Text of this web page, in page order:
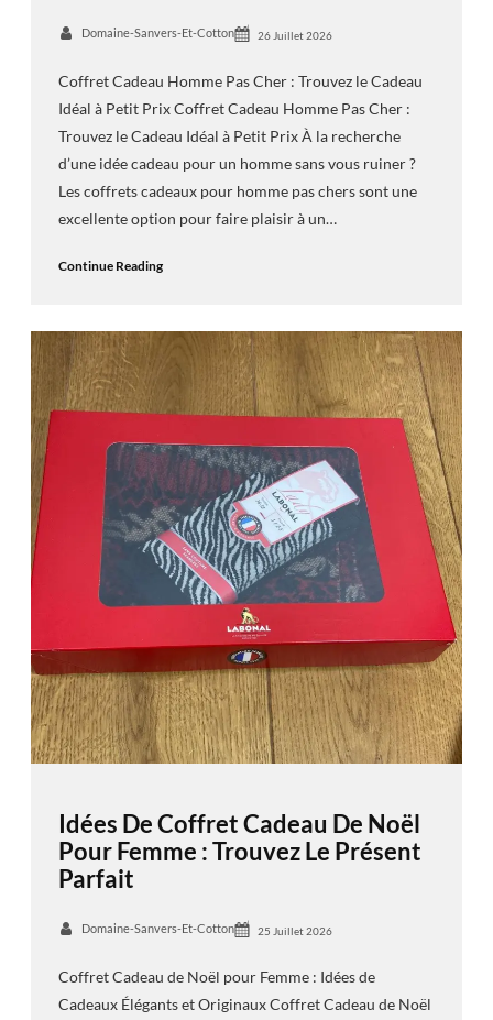
Domaine-Sanvers-Et-Cotton 26 Juillet 2026
Coffret Cadeau Homme Pas Cher : Trouvez le Cadeau
Idéal à Petit Prix Coffret Cadeau Homme Pas Cher :
Trouvez le Cadeau Idéal à Petit Prix À la recherche
d’une idée cadeau pour un homme sans vous ruiner ?
Les coffrets cadeaux pour homme pas chers sont une
excellente option pour faire plaisir à un…
Continue Reading
Idées De Coffret Cadeau De Noël
Pour Femme : Trouvez Le Présent
Parfait
Domaine-Sanvers-Et-Cotton 25 Juillet 2026
Coffret Cadeau de Noël pour Femme : Idées de
Cadeaux Élégants et Originaux Coffret Cadeau de Noël